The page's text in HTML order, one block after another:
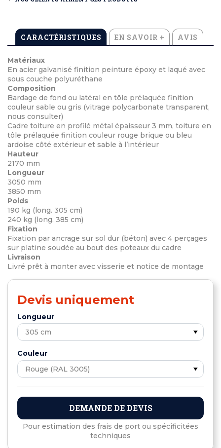
CARACTÉRISTIQUES EN SAVOIR + AVIS
Matériaux
En acier galvanisé finition peinture époxy et laqué avec
sous couche polyuréthane
Composition
Bardage de fond ou latéral en tôle prélaquée finition
couleur sable ou gris (vitrage polycarbonate transparent,
nous consulter)
Cadre toiture en profilé métal épaisseur 3 mm, toiture en
tôle prélaquée finition couleur rouge brique ou bleu
ardoise côté extérieur et sable à l’intérieur
Hauteur
2170 mm
Longueur
3050 mm
3850 mm
Poids
190 kg (long. 305 cm)
240 kg (long. 385 cm)
Fixation
Fixation par ancrage sur sol dur (béton) avec 4 perçages
sur platine soudée au bout des poteaux du cadre
Livraison
Livré prêt à monter avec visserie et notice de montage
Devis uniquement
Longueur
Couleur
DEMANDE DE DEVIS
Pour estimation des frais de port ou spécificitées
techniques